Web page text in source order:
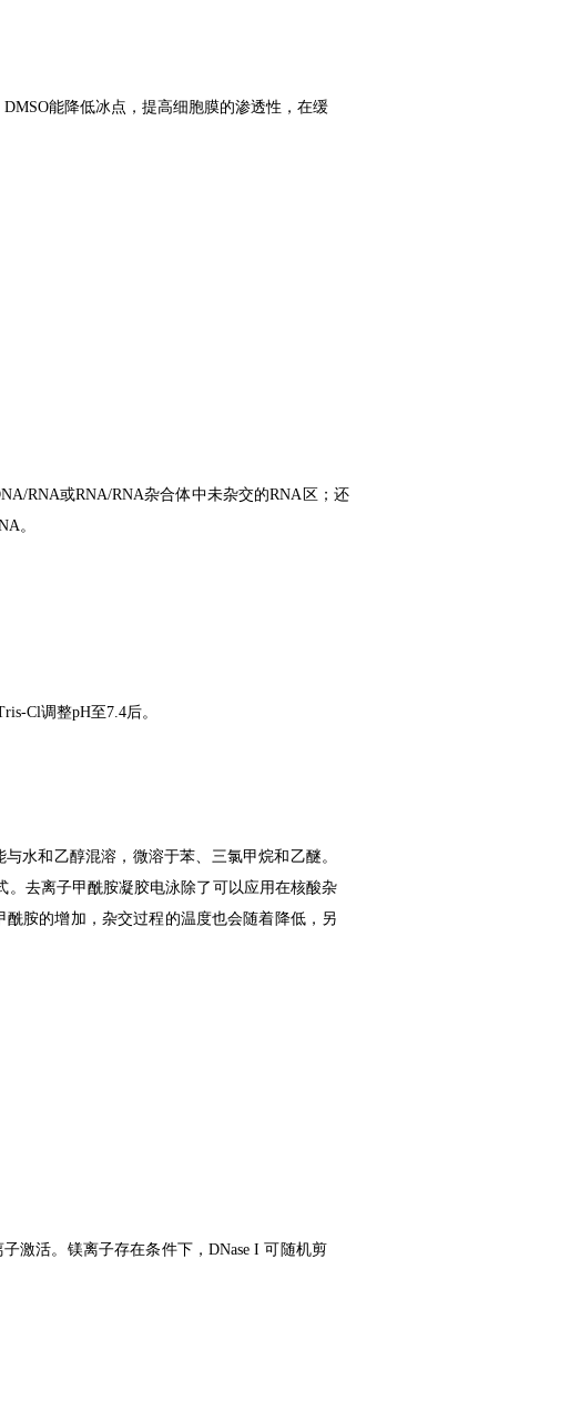
DMSO能降低冰点，提高细胞膜的渗透性，在缓
RNA或RNA/RNA杂合体中未杂交的RNA区；还
。
Cl调整pH至7.4后。
水和乙醇混溶，微溶于苯、三氯甲烷和乙醚。
。 去离子甲酰胺凝胶电泳除了可以应用在核酸杂
胺的增加，杂交过程的温度也会随着降低，另
激活。镁离子存在条件下，DNase I 可随机剪